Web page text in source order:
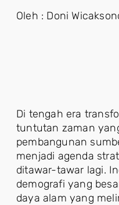
Oleh : Doni
Di tengah era
tuntutan zaman
pembangunan
menjadi agenda
ditawar-tawar lagi.
demografi yang
daya alam yang